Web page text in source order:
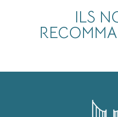
ILS